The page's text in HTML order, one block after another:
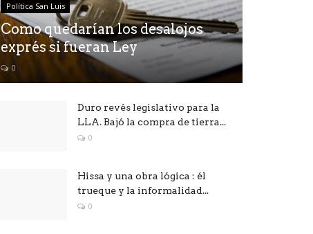
Política San Luis
Como quedarían los desalojos
exprés si fueran Ley
0
Duro revés legislativo para la
LLA. Bajó la compra de tierra...
0
Hissa y una obra lógica : él
trueque y la informalidad...
0